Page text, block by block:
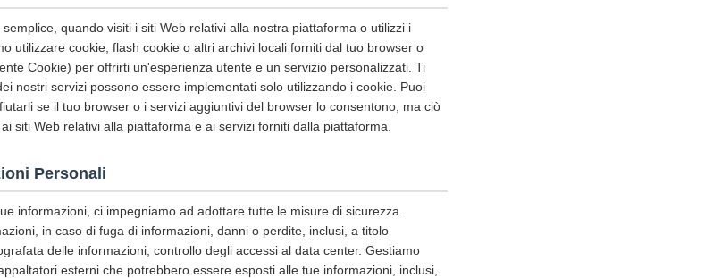
quando visiti i siti Web relativi alla nostra piattaforma o utilizzi i
utilizzare cookie, flash cookie o altri archivi locali forniti dal tuo browser o
Cookie) per offrirti un'esperienza utente e un servizio personalizzati. Ti
nostri servizi possono essere implementati solo utilizzando i cookie. Puoi
se il tuo browser o i servizi aggiuntivi del browser lo consentono, ma ciò
siti Web relativi alla piattaforma e ai servizi forniti dalla piattaforma.
Personali
informazioni, ci impegniamo ad adottare tutte le misure di sicurezza
in caso di fuga di informazioni, danni o perdite, inclusi, a titolo
delle informazioni, controllo degli accessi al data center. Gestiamo
esterni che potrebbero essere esposti alle tue informazioni, inclusi,